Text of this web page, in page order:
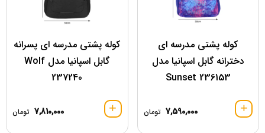
کوله پشتی مدرسه ای
دخترانه گابل اسپانیا مدل
236153 Sunset
7,590,000 تومان
کوله پشتی مدرسه ای پسرانه
گابل اسپانیا مدل Wolf
237240
7,810,000 تومان